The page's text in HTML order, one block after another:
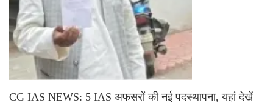
CG IAS NEWS: 5 IAS अफसरों की नई पदस्थापना, यहां देखें